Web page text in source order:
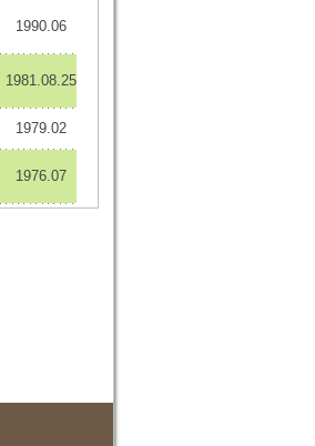
1990.06
1981.08.25
1979.02
1976.07